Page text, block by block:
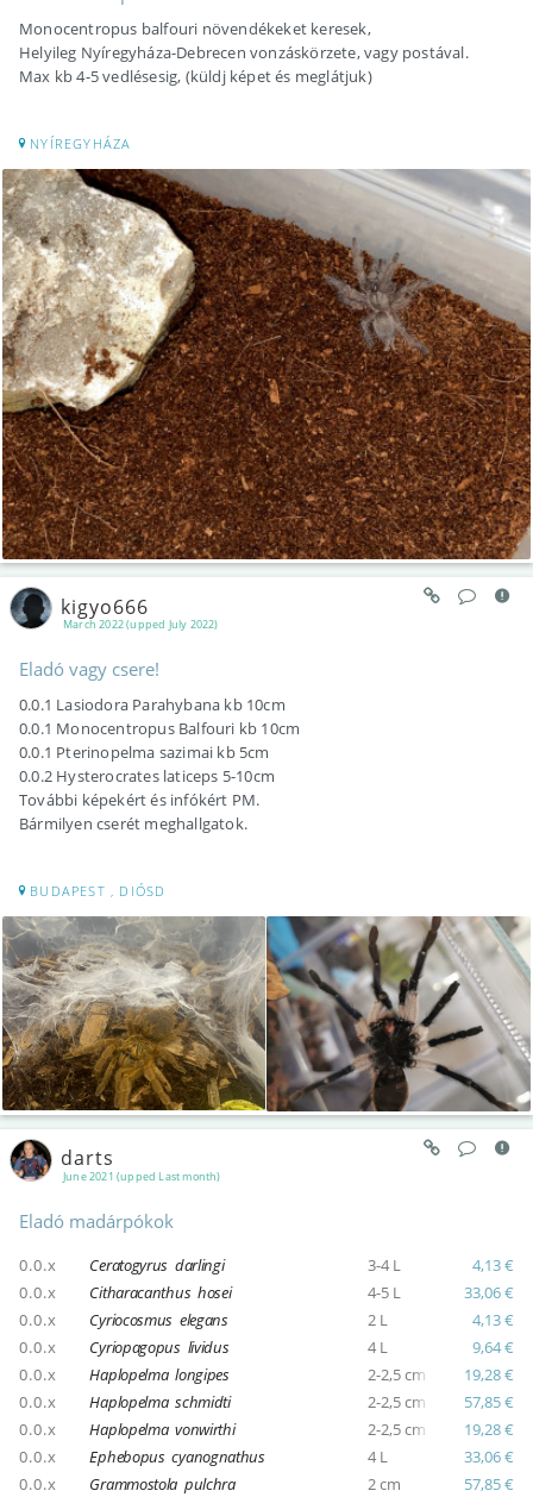
Monocentropus balfouri növendékeket keresek,
Helyileg Nyíregyháza-Debrecen vonzáskörzete, vagy postával.
Max kb 4-5 vedlésesig, (küldj képet és meglátjuk)
NYÍREGYHÁZA
March 2022 (upped July 2022)
kigyo666
Eladó vagy csere!
0.0.1 Lasiodora Parahybana kb 10cm
0.0.1 Monocentropus Balfouri kb 10cm
0.0.1 Pterinopelma sazimai kb 5cm
0.0.2 Hysterocrates laticeps 5-10cm
További képekért és infókért PM.
Bármilyen cserét meghallgatok.
BUDAPEST , DIÓSD
June 2021 (upped Last month)
darts
Eladó madárpókok
0.0.x Ceratogyrus darlingi 3-4 L
4,13 €
0.0.x
Citharacanthus hosei 4-5 L
33,06 €
0.0.x
Cyriocosmus elegans 2 L
4,13 €
0.0.x
Cyriopagopus lividus 4 L
9,64 €
0.0.x
Haplopelma longipes 2-2,5 cm
19,28 €
0.0.x
Haplopelma schmidti 2-2,5 cm
57,85 €
0.0.x
Haplopelma vonwirthi 2-2,5 cm
19,28 €
0.0.x
Ephebopus cyanognathus 4 L
33,06 €
0.0.x
Grammostola pulchra 2 cm
57,85 €